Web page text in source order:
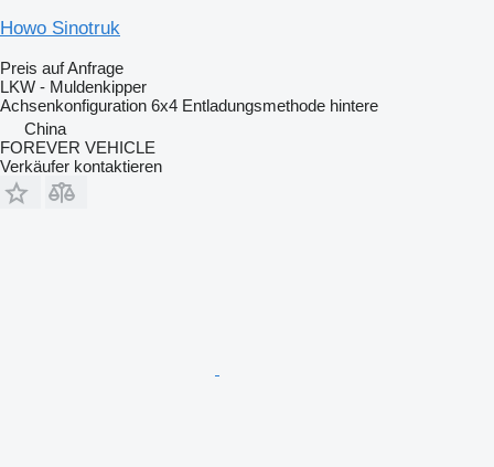
Howo Sinotruk
Preis auf Anfrage
LKW - Muldenkipper
Achsenkonfiguration 6x4 Entladungsmethode hintere
China
FOREVER VEHICLE
Verkäufer kontaktieren